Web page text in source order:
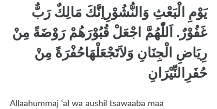
يَوْمِ الْبَعْثِ وَالنُّشُوْرِاِنَّكَ مَالِكٌ رَبٌّ
غَفُوْرٌ. اَللّٰهُمَّ اجْعَلْ قُبُوْرَهُمْ رَوْضَةً مِنْ
رِيَاضِ الْجِنَانِ وَلاَتَجْعَلْهَاحُفْرَةً مِنْ
حُفَرِالنِّيْرَانِ
Allaahummaj ‘al wa aushil tsawaaba maa